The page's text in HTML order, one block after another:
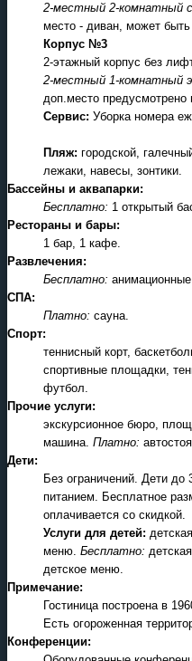
2-местный 2-комнатный
место - диван, может быть
Корпус №3
2-этажный корпус без
2-местный 1-комнатный
доп.место предусмотрено
Сервис: Уборка номера
Пляж: городской,
лежаки, навесы, зонтики.
Бассейны и аквапарки:
Бесплатно: 1 открытый
Рестораны и бары:
1 бар, 1 кафе.
Развлечения:
Бесплатно:
СПА:
Платно: сауна.
Спорт:
теннисный корт,
спортивные площадки,
футбол.
Прочие услуги:
экскурсионное бюро,
машина. Платно:
Дети:
Без ограничений. Дети
питанием. Бесплатное
оплачивается со скидкой.
Услуги для детей:
меню. Бесплатно:
детское меню.
Примечание:
Гостиница построена в
Есть огороженная
Конференции: